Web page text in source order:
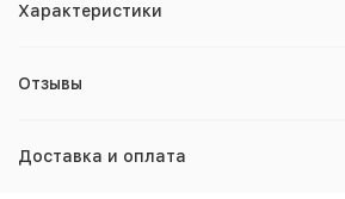
Характеристики
Отзывы
Доставка и оплата